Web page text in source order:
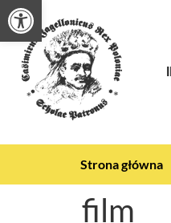
Otwórz pasek narzędzi
Strona główna
film